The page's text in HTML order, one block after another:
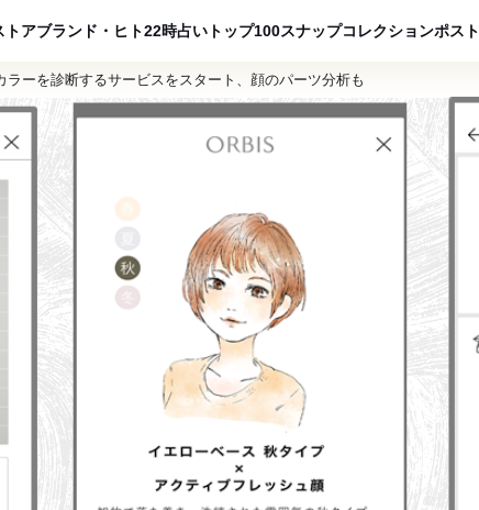
トアブランド・ヒト22時占い トップ100スナップコレクションポスト
ーを診断するサービスをスタート、顔のパーツ分析も